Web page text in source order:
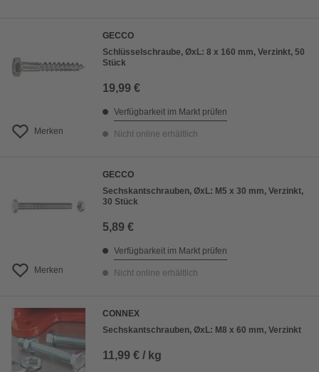
Merken
GECCO
Schlüsselschraube, ØxL: 8 x 160 mm, Verzinkt, 50
Stück
19,99 €
Verfügbarkeit im Markt prüfen
Nicht online erhältlich
Merken
GECCO
Sechskantschrauben, ØxL: M5 x 30 mm, Verzinkt,
30 Stück
5,89 €
Verfügbarkeit im Markt prüfen
Nicht online erhältlich
CONNEX
Sechskantschrauben, ØxL: M8 x 60 mm, Verzinkt
11,99 € / kg